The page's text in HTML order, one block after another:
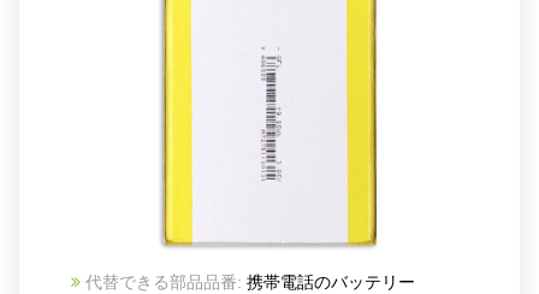
代替できる部品品番: 携帯電話のバッテリー